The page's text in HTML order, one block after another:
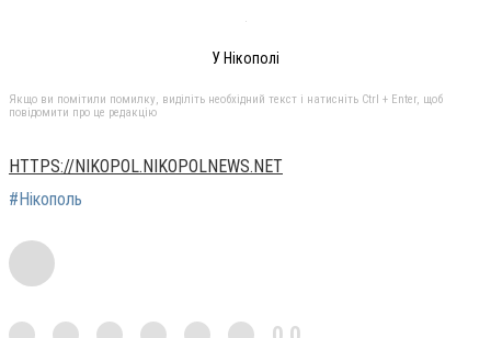
У Нікополі
Якщо ви помітили помилку, виділіть необхідний текст і натисніть Ctrl + Enter, щоб
повідомити про це редакцію
HTTPS://NIKOPOL.NIKOPOLNEWS.NET
#Нікополь